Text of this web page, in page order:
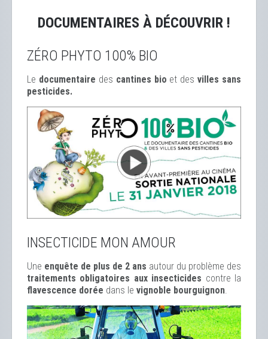
DOCUMENTAIRES À DÉCOUVRIR !
ZÉRO PHYTO 100% BIO
Le documentaire des cantines bio et desvilles sans
pesticides.
INSECTICIDE MON AMOUR
Une enquête de plus de 2 ans autour du problème des
traitements obligatoires aux insecticides contre la
flavescence dorée dans le vignoble bourguignon.